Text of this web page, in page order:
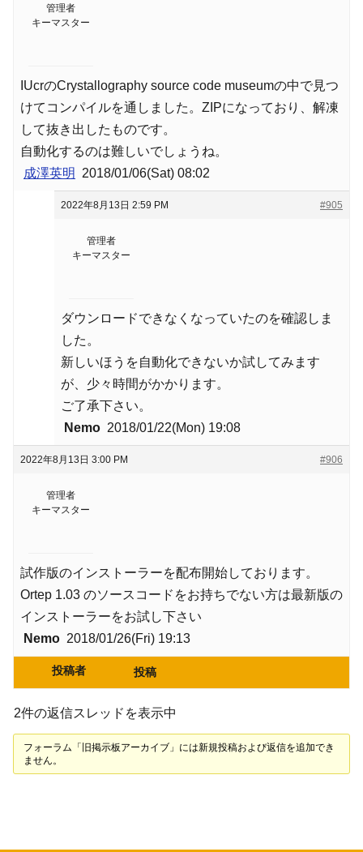
管理者
キーマスター
IUcrのCrystallography source code museumの中で見つ
けてコンパイルを通しました。ZIPになっており、解凍
して抜き出したものです。
自動化するのは難しいでしょうね。
成澤英明
2018/01/06(Sat) 08:02
2022年8月13日 2:59 PM #905
管理者
キーマスター
ダウンロードできなくなっていたのを確認しま
した。
新しいほうを自動化できないか試してみます
が、少々時間がかかります。
ご了承下さい。
Nemo 2018/01/22(Mon) 19:08
2022年8月13日 3:00 PM #906
管理者
キーマスター
試作版のインストーラーを配布開始しております。
Ortep 1.03 のソースコードをお持ちでない方は最新版の
インストーラーをお試し下さい
Nemo 2018/01/26(Fri) 19:13
投稿者 投稿
2件の返信スレッドを表示中
フォーラム「旧掲示板アーカイブ」には新規投稿および返信を追加でき
ません。